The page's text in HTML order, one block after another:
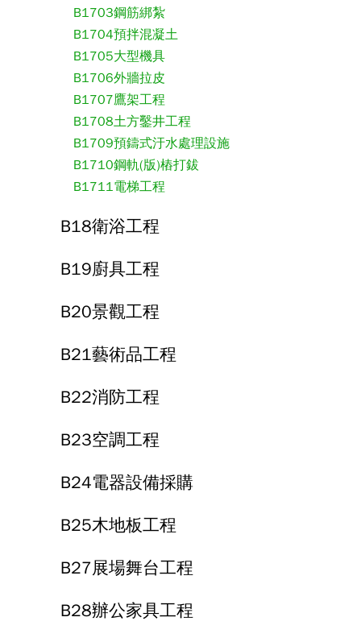
B1703鋼筋綁紮
B1704預拌混凝土
B1705大型機具
B1706外牆拉皮
B1707鷹架工程
B1708土方鑿井工程
B1709預鑄式汙水處理設施
B1710鋼軌(版)樁打鈸
B1711電梯工程
B18衛浴工程
B19廚具工程
B20景觀工程
B21藝術品工程
B22消防工程
B23空調工程
B24電器設備採購
B25木地板工程
B27展場舞台工程
B28辦公家具工程